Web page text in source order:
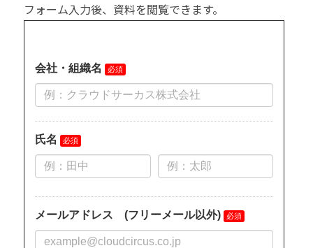
フォーム入力後、資料を閲覧できます。